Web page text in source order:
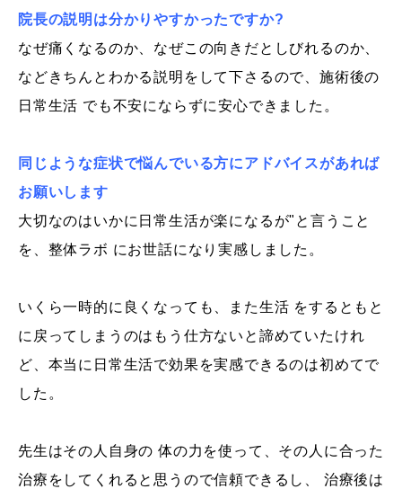
院長の説明は分かりやすかったですか?
なぜ痛くなるのか、なぜこの向きだとしびれるのか、
などきちんとわかる説明をして下さるので、施術後の
日常生活 でも不安にならずに安心できました。
同じような症状で悩んでいる方にアドバイスがあれば
お願いします
大切なのはいかに日常生活が楽になるが"と言うこと
を、整体ラボ にお世話になり実感しました。
いくら一時的に良くなっても、また生活 をするともと
に戻ってしまうのはもう仕方ないと諦めていたけれ
ど、本当に日常生活で効果を実感できるのは初めてで
した。
先生はその人自身の 体の力を使って、その人に合った
治療をしてくれると思うので信頼できるし、 治療後は